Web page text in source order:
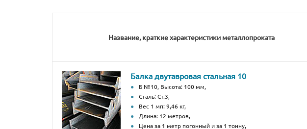
Название, краткие характеристики металлопроката
Балка двутавровая стальная 10
Б №10, Высота: 100 мм,
Сталь: Ст.3,
Вес 1 мп: 9,46 кг,
Длина: 12 метров,
Цена за 1 метр погонный и за 1 тонну,